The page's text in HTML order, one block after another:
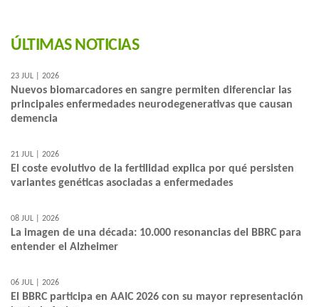
ÚLTIMAS NOTICIAS
23 JUL | 2026
Nuevos biomarcadores en sangre permiten diferenciar las
principales enfermedades neurodegenerativas que causan
demencia
21 JUL | 2026
El coste evolutivo de la fertilidad explica por qué persisten
variantes genéticas asociadas a enfermedades
08 JUL | 2026
La imagen de una década: 10.000 resonancias del BBRC para
entender el Alzheimer
06 JUL | 2026
El BBRC participa en AAIC 2026 con su mayor representación